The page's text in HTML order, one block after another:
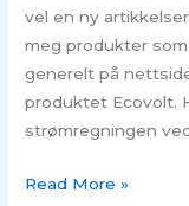
vel en ny
meg produkter
generelt på
produktet Ecovolt.
strømregningen
Read More »